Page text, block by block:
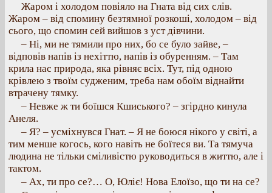
Жаром і холодом повіяло на Гната від сих слів.
Жаром – від спомину безтямної розкоші, холодом – від
сього, що спомин сей вийшов з уст дівчини.
– Ні, ми не тямили про них, бо се було зайве, –
відповів напів із нехіттю, напів із обуренням. – Там
крила нас природа, яка рівняє всіх. Тут, під одною
крівлею з твоїм судженим, треба нам обоїм віднайти
втрачену тямку.
– Невже ж ти боїшся Кшиського? – згірдно кинула
Анеля.
– Я? – усміхнувся Гнат. – Я не боюся нікого у світі, а
тим менше когось, кого навіть не боїтеся ви. Та тямуча
людина не тільки сміливістю руководиться в життю, але і
тактом.
– Ах, ти про се?… О, Юліє! Нова Елоїзо, що ти на се?